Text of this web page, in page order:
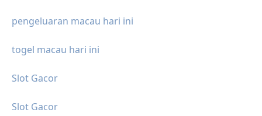
pengeluaran macau hari ini
togel macau hari ini
Slot Gacor
Slot Gacor